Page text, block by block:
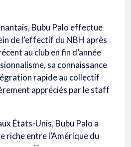
Bubu Palo effectue
de l’effectif du NBH après
au club en fin d’année
sa connaissance
rapide au collectif
appréciés par le staff
États-Unis, Bubu Palo a
riche entre l’Amérique du